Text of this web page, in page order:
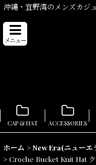
沖縄・宜野湾のメンズカジ
メニュー
CAP & HAT ACCESSORIES
ホーム >New Era(ニューエ
>Croche Bucket Knit Hat